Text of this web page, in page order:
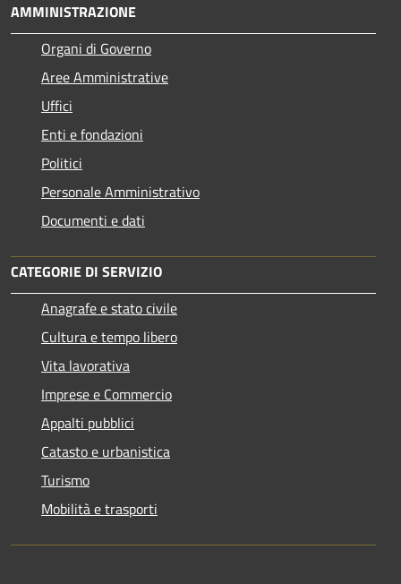
AMMINISTRAZIONE
Organi di Governo
Aree Amministrative
Uffici
Enti e fondazioni
Politici
Personale Amministrativo
Documenti e dati
CATEGORIE DI SERVIZIO
Anagrafe e stato civile
Cultura e tempo libero
Vita lavorativa
Imprese e Commercio
Appalti pubblici
Catasto e urbanistica
Turismo
Mobilità e trasporti